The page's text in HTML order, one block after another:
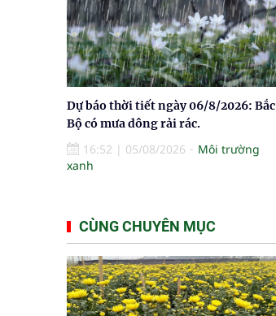
Dự báo thời tiết ngày 06/8/2026: Bắc
Bộ có mưa dông rải rác.
16:52 | 05/08/2026
Môi trường
xanh
CÙNG CHUYÊN MỤC